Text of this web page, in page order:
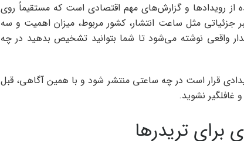
از رویدادها و گزارش‌های مهم اقتصادی است که مستقیماً روی
جزئیاتی مثل ساعت انتشار، کشور مربوط، میزان اهمیت و سه
واقعی نوشته می‌شود تا شما بتوانید تشخیص بدهید در چه
قرار است در چه ساعتی منتشر شود و با همین آگاهی، قبل
غافلگیر نشوید.
برای تریدرها